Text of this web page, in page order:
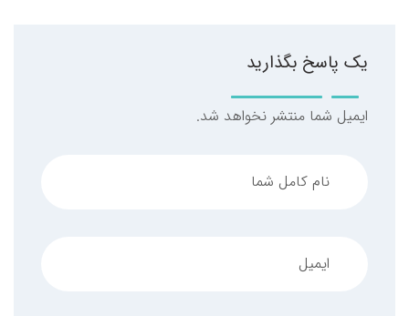
یک پاسخ بگذارید
ایمیل شما منتشر نخواهد شد.